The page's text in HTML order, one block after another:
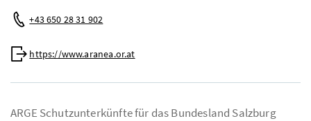
Telefon:
+43 650 28 31 902
Web:
https://www.aranea.or.at
ARGE Schutzunterkünfte für das Bundesland Salzburg